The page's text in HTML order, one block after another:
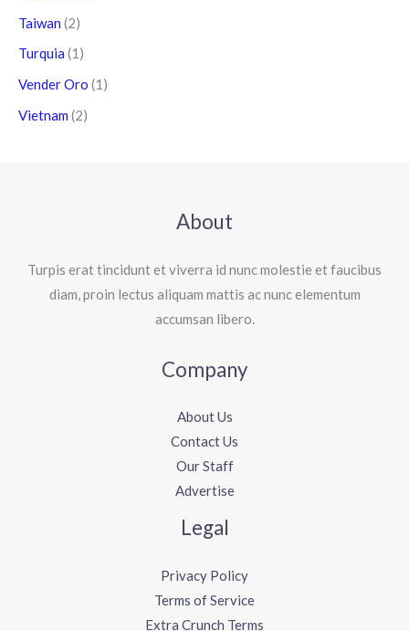
Taiwan (2)
Turquia (1)
Vender Oro (1)
Vietnam (2)
About
Turpis erat tincidunt et viverra id nunc molestie et faucibus
diam, proin lectus aliquam mattis ac nunc elementum
accumsan libero.
Company
About Us
Contact Us
Our Staff
Advertise
Legal
Privacy Policy
Terms of Service
Extra Crunch Terms